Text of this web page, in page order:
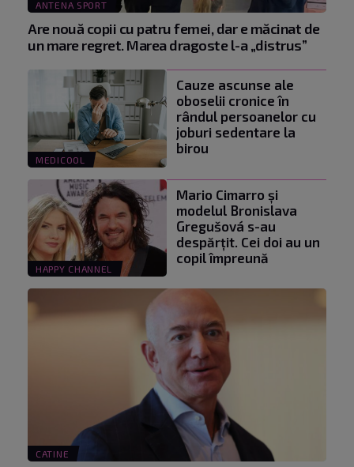
ANTENA SPORT
Are nouă copii cu patru femei, dar e măcinat de
un mare regret. Marea dragoste l-a „distrus”
MEDICOOL
Cauze ascunse ale
oboselii cronice în
rândul persoanelor cu
joburi sedentare la
birou
HAPPY CHANNEL
Mario Cimarro și
modelul Bronislava
Gregušová s-au
despărțit. Cei doi au un
copil împreună
CATINE